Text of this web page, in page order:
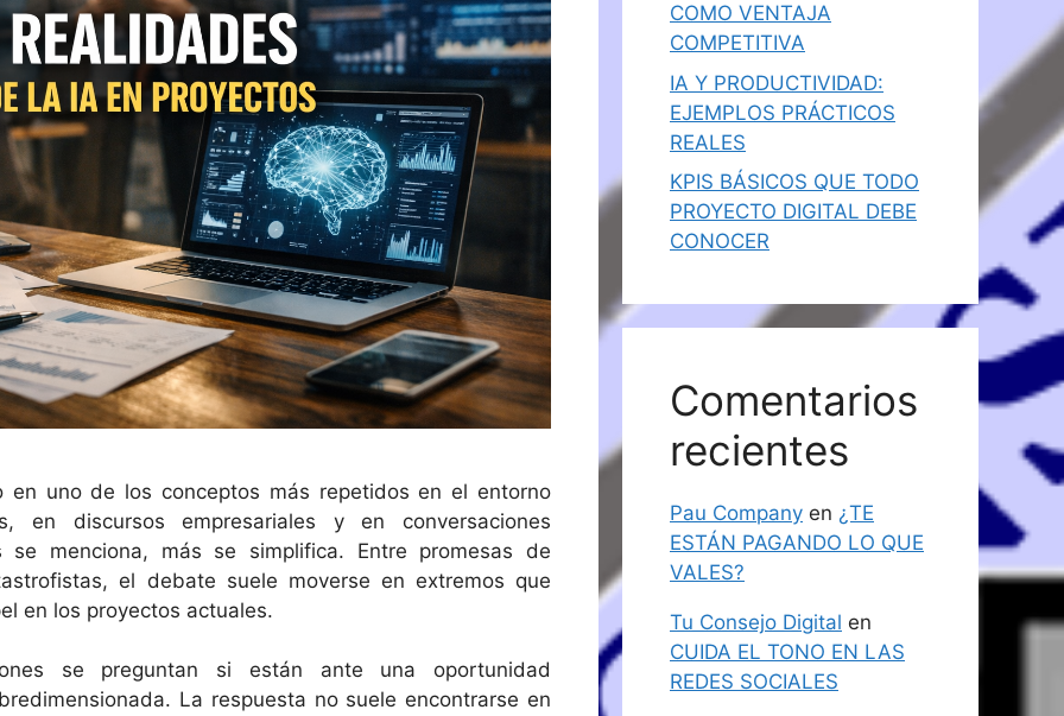
uno de los conceptos más repetidos en el entorno
en discursos empresariales y en conversaciones
se menciona, más se simplifica. Entre promesas de
el debate suele moverse en extremos que
en los proyectos actuales.
se preguntan si están ante una oportunidad
La respuesta no suele encontrarse en
COMO VENTAJA
COMPETITIVA
IA Y PRODUCTIVIDAD:
EJEMPLOS PRÁCTICOS
REALES
KPIS BÁSICOS QUE TODO
PROYECTO DIGITAL DEBE
CONOCER
Comentarios
recientes
Pau Company en ¿TE
ESTÁN PAGANDO LO QUE
VALES?
Tu Consejo Digital en
CUIDA EL TONO EN LAS
REDES SOCIALES